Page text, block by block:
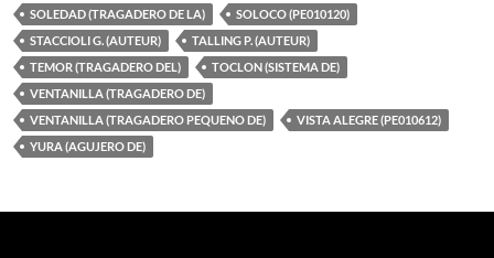
SOLEDAD (TRAGADERO DE LA)
SOLOCO (PE010120)
STACCIOLI G. (AUTEUR)
TALLING P. (AUTEUR)
TEMOR (TRAGADERO DEL)
TOCLON (SISTEMA DE)
VENTANILLA (TRAGADERO DE)
VENTANILLA (TRAGADERO PEQUENO DE)
VISTA ALEGRE (PE010612)
YURA (AGUJERO DE)